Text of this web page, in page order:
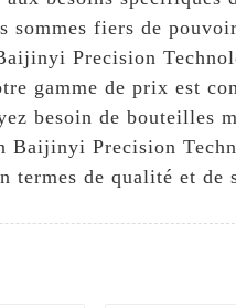
sommes fiers de
Precision
gamme de prix est
besoin de bouteilles
Baijinyi Precision
termes de qualité et de